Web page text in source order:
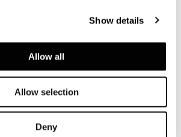
Show details
Allow all
Allow selection
Deny
Yacht Tatiana V
了解更多